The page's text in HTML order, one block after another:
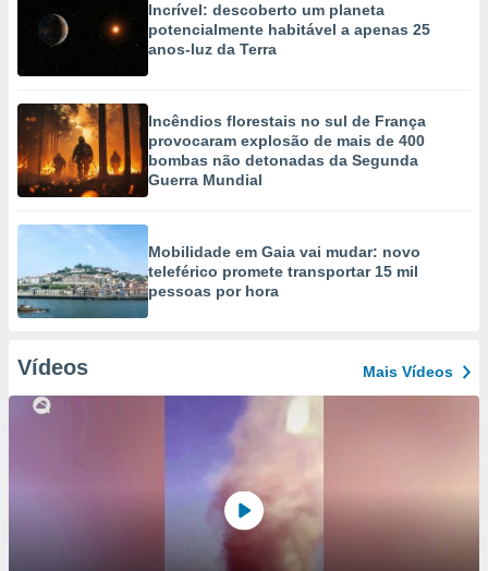
Incrível: descoberto um planeta
potencialmente habitável a apenas 25
anos-luz da Terra
Incêndios florestais no sul de França
provocaram explosão de mais de 400
bombas não detonadas da Segunda
Guerra Mundial
Mobilidade em Gaia vai mudar: novo
teleférico promete transportar 15 mil
pessoas por hora
Vídeos Mais Vídeos